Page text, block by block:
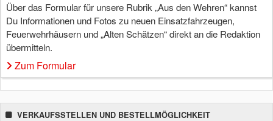
Über das Formular für unsere Rubrik „Aus den Wehren“ kannst
Du Informationen und Fotos zu neuen Einsatzfahrzeugen,
Feuerwehrhäusern und „Alten Schätzen“ direkt an die Redaktion
übermitteln.
Zum Formular
VERKAUFSSTELLEN UND BESTELLMÖGLICHKEIT